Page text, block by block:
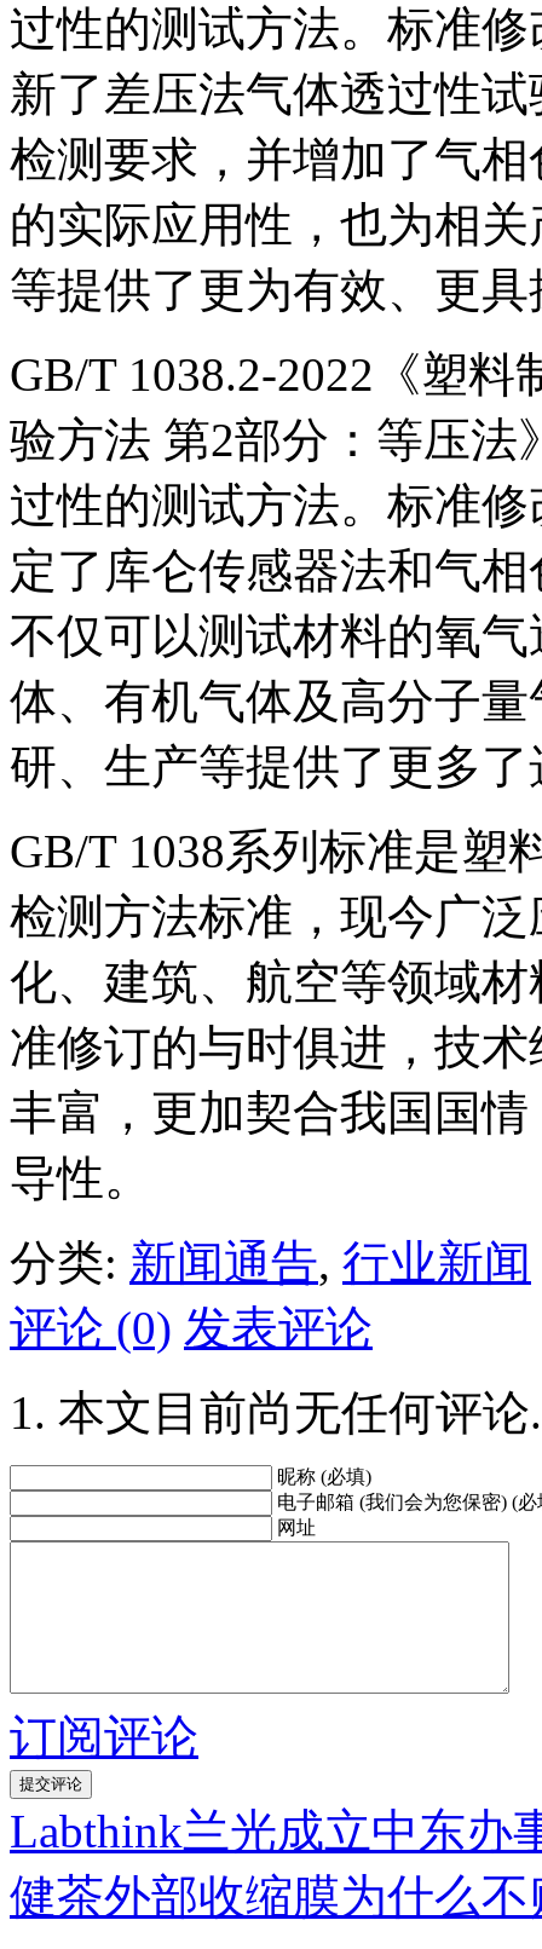
过性的测试方法。标准修
新了差压法气体透过性
检测要求，并增加了气
的实际应用性，也为相
等提供了更为有效、更
GB/T 1038.2-2022《塑
验方法 第2部分：等压法
过性的测试方法。标准修
定了库仑传感器法和气
不仅可以测试材料的氧
体、有机气体及高分子
研、生产等提供了更多了
GB/T 1038系列标准是塑
检测方法标准，现今广
化、建筑、航空等领域
准修订的与时俱进，技
丰富，更加契合我国国
导性。
分类: 新闻通告, 行业新闻
评论 (0) 发表评论
本文目前尚无任何评论.
昵称 (必填)
电子邮箱 (我们会为您保密) (必
网址
订阅评论
Labthink兰光成立中东办
健茶外部收缩膜为什么不